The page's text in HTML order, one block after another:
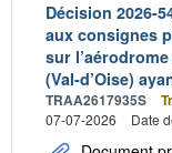
Décision 2026-
aux consignes
sur
(Val-d’Oise)
TRAA2617935S
07-07-2026
Date